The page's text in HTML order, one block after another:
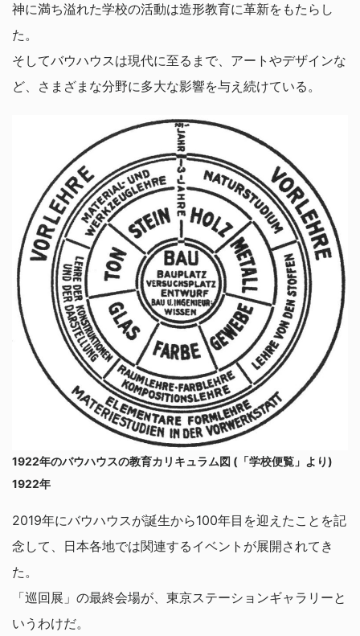
神に満ち溢れた学校の活動は造形教育に革新をもたらし
た。
そしてバウハウスは現代に至るまで、アートやデザインな
ど、さまざまな分野に多大な影響を与え続けている。
1922年のバウハウスの教育カリキュラム図 (「学校便覧」より)
1922年
2019年にバウハウスが誕生から100年目を迎えたことを記
念して、日本各地では関連するイベントが展開されてき
た。
「巡回展」の最終会場が、東京ステーションギャラリーと
いうわけだ。